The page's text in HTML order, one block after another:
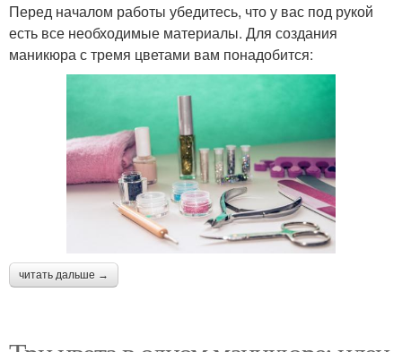
Перед началом работы убедитесь, что у вас под рукой
есть все необходимые материалы. Для создания
маникюра с тремя цветами вам понадобится:
читать дальше →